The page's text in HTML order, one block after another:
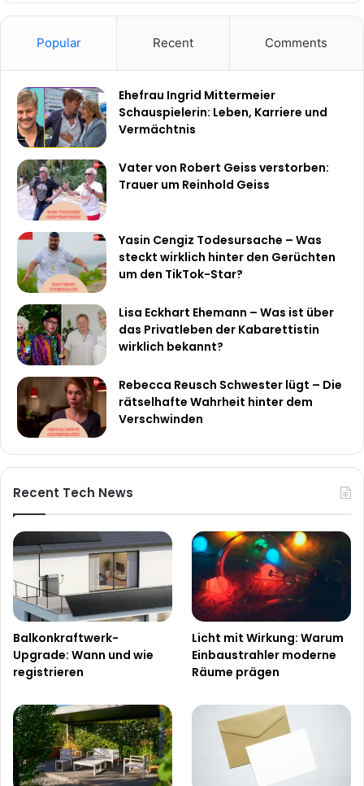
Popular Recent Comments
Ehefrau Ingrid Mittermeier
Schauspielerin: Leben, Karriere und
Vermächtnis
Vater von Robert Geiss verstorben:
Trauer um Reinhold Geiss
Yasin Cengiz Todesursache – Was
steckt wirklich hinter den Gerüchten
um den TikTok-Star?
Lisa Eckhart Ehemann – Was ist über
das Privatleben der Kabarettistin
wirklich bekannt?
Rebecca Reusch Schwester lügt – Die
rätselhafte Wahrheit hinter dem
Verschwinden
Recent Tech News
Balkonkraftwerk-
Upgrade: Wann und wie
registrieren
Licht mit Wirkung: Warum
Einbaustrahler moderne
Räume prägen